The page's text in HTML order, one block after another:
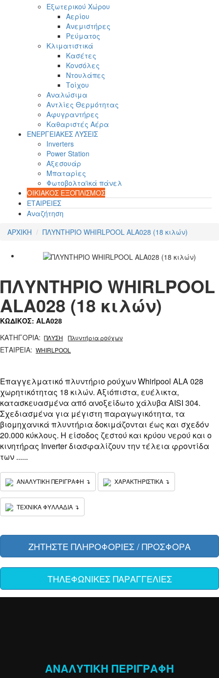
Εξωτερικού Χώρου
Αερίου
Ανεμιστήρες
Ρεύματος
Κλιματιστικά
Κασέτες
Κονσόλες
Ντουλάπες
Τοίχου
Αναλώσιμα
Αντλίες Θερμότητας
Αφυγραντήρες
Καθαριστές Αέρα
ΕΝΕΡΓΕΙΑΚΕΣ ΛΥΣΕΙΣ
Inverters
Power Station
Αξεσουάρ
Μπαταρίες
Φωτοβολταϊκά πάνελ
ΟΙΚΙΑΚΟΣ ΕΞΟΠΛΙΣΜΟΣ
ΕΤΑΙΡΕΙΕΣ
Αναζήτηση
ΑΡΧΙΚΗ
ΠΛΥΝΤΗΡΙΟ WHIRLPOOL ALA028 (18 κιλών)
ΠΛΥΝΤΗΡΙΟ WHIRLPOOL
ALA028 (18 κιλών)
ΚΩΔΙΚΟΣ: ALA028
ΚΑΤΗΓΟΡΙΑ: ΠΛΥΣΗ Πλυντήρια ρούχων
ΕΤΑΙΡΕΙΑ: WHIRLPOOL
Επαγγελματικό πλυντήριο ρούχων Whirlpool ALA 028
χωρητικότητας 18 κιλών. Αξιόπιστα, ευέλικτα,
κατασκευασμένα από ανοξείδωτο χάλυβα AISI 304.
Σχεδιασμένα για μέγιστη παραγωγικότητα, τα
βιομηχανικά πλυντήρια δοκιμάζονται έως και σχεδόν
20.000 κύκλους. Η είσοδος ζεστού και κρύου νερού και ο
κινητήρας Inverter διασφαλίζουν την τέλεια φροντίδα
των ......
ΑΝΑΛΥΤΙΚΗ ΠΕΡΙΓΡΑΦΗ ↴ ΧΑΡΑΚΤΗΡΙΣΤΙΚΑ ↴
ΤΕΧΝΙΚΑ ΦΥΛΛΑΔΙΑ ↴
ΖΗΤΗΣΤΕ ΠΛΗΡΟΦΟΡΙΕΣ / ΠΡΟΣΦΟΡΑ
ΤΗΛΕΦΩΝΙΚΕΣ ΠΑΡΑΓΓΕΛΙΕΣ
ΑΝΑΛΥΤΙΚΗ ΠΕΡΙΓΡΑΦΗ